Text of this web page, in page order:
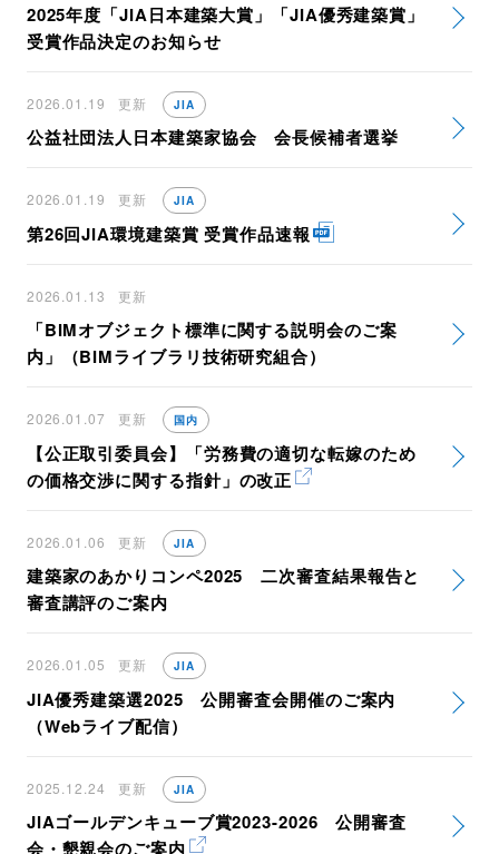
2025年度「JIA日本建築大賞」「JIA優秀建築賞」
受賞作品決定のお知らせ
2026.01.19 更新 JIA
公益社団法人日本建築家協会 会長候補者選挙
2026.01.19 更新 JIA
第26回JIA環境建築賞 受賞作品速報
2026.01.13 更新
「BIMオブジェクト標準に関する説明会のご案
内」（BIMライブラリ技術研究組合）
2026.01.07 更新 国内
【公正取引委員会】「労務費の適切な転嫁のため
の価格交渉に関する指針」の改正
2026.01.06 更新 JIA
建築家のあかりコンペ2025 二次審査結果報告と
審査講評のご案内
2026.01.05 更新 JIA
JIA優秀建築選2025 公開審査会開催のご案内
（Webライブ配信）
2025.12.24 更新 JIA
JIAゴールデンキューブ賞2023-2026 公開審査
会・懇親会のご案内